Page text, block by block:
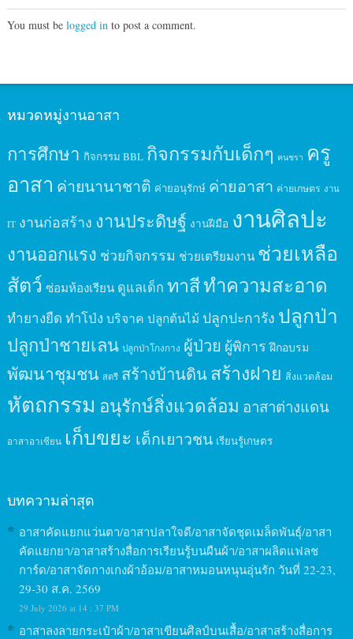
You must be logged into post a comment.
หมวดหมู่งานอาสา
การศึกษา กิจกรรม BBL กิจกรรมกับเด็กๆ คนชรา ครู
อาสา ค่ายนานาชาติ ค่ายอนุรักษ์ ค่ายอาสา ค่ายเกษตร งาน
IT งานก่อสร้าง งานประดิษฐ์ งานฝีมือ งานศิลปะ
งานออกแรง ช่วยกิจกรรม ช่วยเตรียมงาน ช่วยเหลือ
สัตว์ ซ่อมห้องเรียน ดูแลเด็ก ทาสีทำความสะอาด
ทำยางยืด ทำโป่ง บริจาค ปลูกต้นไม้ ปลูกปะการัง ปลูกป่า
ปลูกป่าชายเลน ปลูกป่าโกงกาง ผู้ป่วย ผู้พิการ ฝึกอบรม
พัฒนาชุมชน สตรี สร้างบ้านดินสร้างฝาย สิ่งแวดล้อม
หัตถกรรม อนุรักษ์สิ่งแวดล้อม อาสาต่างแดน
อาสาอาเซียน เก็บขยะ เด็กเยาวชน เรียนรู้เกษตร
บทความล่าสุด
อาสาคัดแยกแว่นตา/อาสาปลาใจดี/อาสาจัดชุดเมล็ดพันธุ์/อาสา
คัดแยกยา/อาสาสร้างสื่อการเรียนรู้บนผืนผ้า/อาสาผลิตแฟลช
การ์ด/อาสาจัดกางเกงผ้าอ้อม/อาสาหมอนหนุนอุ่นรัก วันที่ 22-23,
29-30 ส.ค. 2569
29 July 2026 at 14 : 37 PM
อาสาลงลายกระเป๋าผ้า/อาสาเขียนศิลป์บนเสื้อ/อาสาสร้างสื่อการ